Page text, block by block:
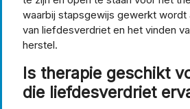
waarbij stapsgewijs gewerkt wordt
van liefdesverdriet en het vinden
herstel.
Is therapie geschikt
die liefdesverdriet